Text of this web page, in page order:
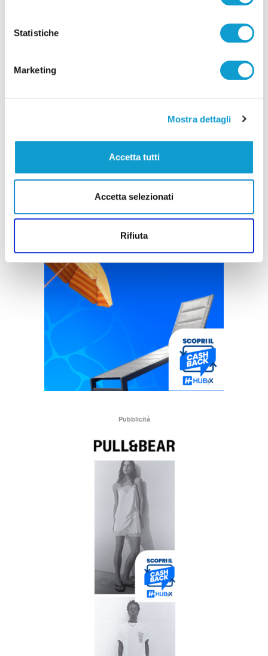
Statistiche
Marketing
Mostra dettagli
Accetta tutti
Accetta selezionati
Rifiuta
Pubblicità